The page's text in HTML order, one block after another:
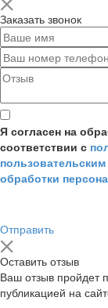
Заказать звонок
Я согласен на
соответствии с
обработки
Отправить
Оставить отзыв
Ваш отзыв пройдет
публикацией на